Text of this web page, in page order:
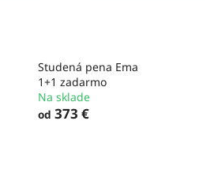
Studená pena Ema
1+1 zadarmo
Na sklade
od 373 €